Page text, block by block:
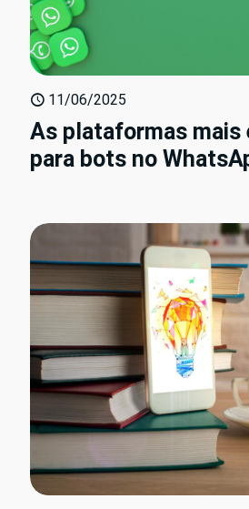
11/06/2025
As plataformas mais
para bots no